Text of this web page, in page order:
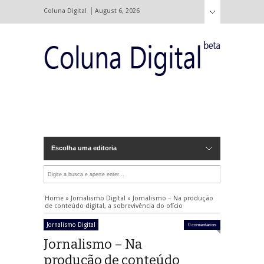
Coluna Digital August 6, 2026
Escolha uma editoria
Home » Jornalismo Digital » Jornalismo – Na produção
de conteúdo digital, a sobrevivência do ofício
Jornalismo Digital 0 comentários
Jornalismo – Na
produção de conteúdo